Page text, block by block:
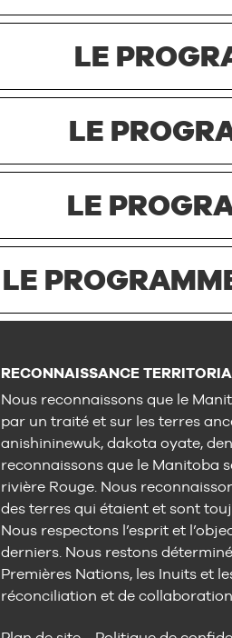
LE
LE
LE
LE
RECONNAISSANCE
Nous reconnaissons que le
par un traité et sur les terres
anishininewuk, dakota oyate,
reconnaissons que le Manitoba
rivière Rouge. Nous
des terres qui étaient et sont
Nous respectons l’esprit et
derniers. Nous restons
Premières Nations, les Inuits et
réconciliation et de